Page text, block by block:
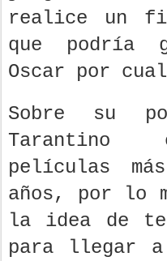
realice un
que podría
Oscar por
Sobre su
Tarantino
películas
años, por lo
la idea de
para llegar